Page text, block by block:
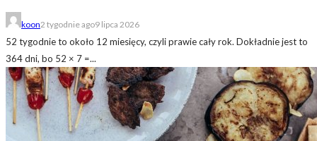
koon2 tygodnie ago9 lipca 2026
52 tygodnie to około 12 miesięcy, czyli prawie cały rok. Dokładnie jest to
364 dni, bo 52 × 7 =...